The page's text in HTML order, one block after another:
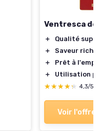
Ventresca de
＋
Qualité
＋
Saveur riche
＋
Prêt à
＋
Utilisation
★★★★★
★★★★★ 4,3/5
Voir l'offre